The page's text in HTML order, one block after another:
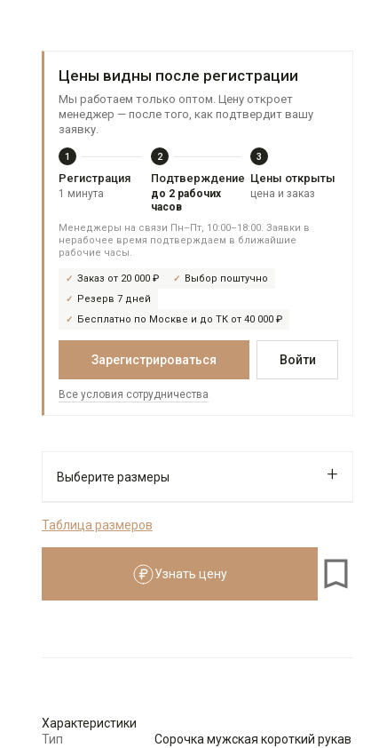
Цены видны после регистрации
Мы работаем только оптом. Цену откроет
менеджер — после того, как подтвердит вашу
заявку.
1
Регистрация
1 минута
2
Подтверждение
до 2 рабочих
часов
3
Цены открыты
цена и заказ
Менеджеры на связи Пн–Пт, 10:00–18:00. Заявки в
нерабочее время подтверждаем в ближайшие
рабочие часы.
Заказ от 20 000 ₽
Выбор поштучно
Резерв 7 дней
Бесплатно по Москве и до ТК от 40 000 ₽
Зарегистрироваться Войти
Все условия сотрудничества
Выберите размеры
- + 1
Таблица размеров
Узнать цену
Характеристики
Тип
Сорочка мужская короткий рукав